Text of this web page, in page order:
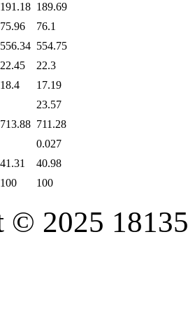
191.18 189.69
75.96
76.1
556.34 554.75
22.45
22.3
18.4
17.19
23.57
713.88 711.28
0.027
41.31
40.98
100 100
© 2025